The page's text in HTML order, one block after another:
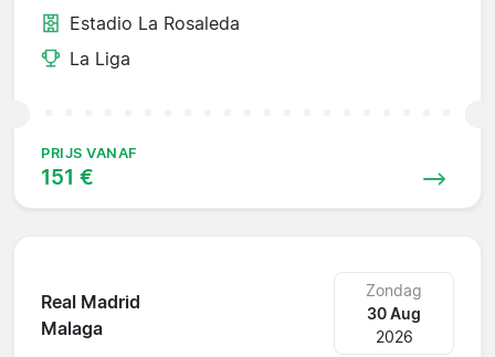
Estadio La Rosaleda
La Liga
PRIJS VANAF
151 €
Real Madrid
Malaga
Zondag
30 Aug
2026